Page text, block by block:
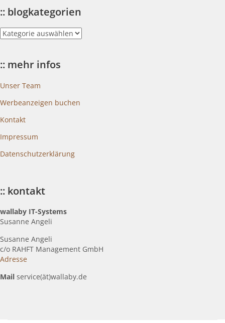
:: blogkategorien
::
blogkategorien
:: mehr infos
Unser Team
Werbeanzeigen buchen
Kontakt
Impressum
Datenschutzerklärung
:: kontakt
wallaby IT-Systems
Susanne Angeli
Susanne Angeli
c/o RAHFT Management GmbH
Adresse
Mail service(ät)wallaby.de